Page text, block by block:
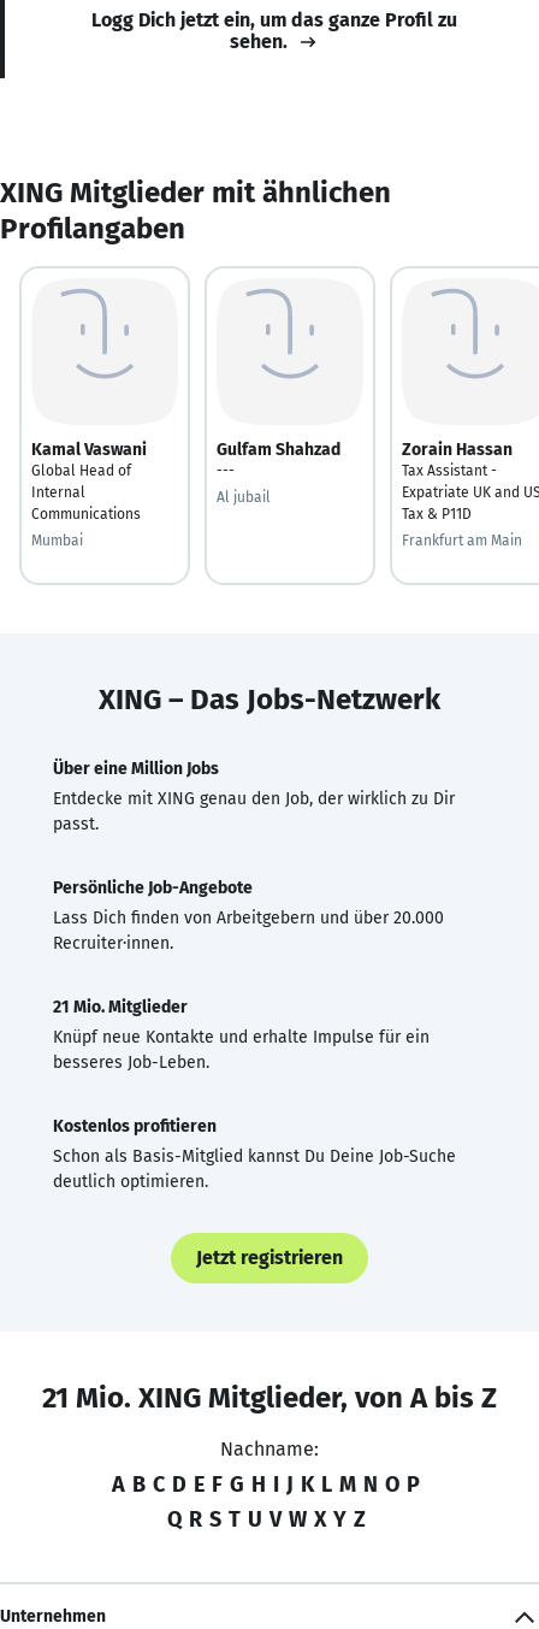
Logg Dich jetzt ein, um das ganze Profil zu
sehen.
XING Mitglieder mit ähnlichen
Profilangaben
Kamal Vaswani
Global Head of
Internal
Communications
Mumbai
Gulfam Shahzad
---
Al jubail
Zorain Hassan
Tax Assistant -
Expatriate UK and
Tax & P11D
Frankfurt am Main
XING – Das Jobs-Netzwerk
Über eine Million Jobs
Entdecke mit XING genau den Job, der wirklich zu Dir
passt.
Persönliche Job-Angebote
Lass Dich finden von Arbeitgebern und über 20.000
Recruiter·innen.
21 Mio. Mitglieder
Knüpf neue Kontakte und erhalte Impulse für ein
besseres Job-Leben.
Kostenlos profitieren
Schon als Basis-Mitglied kannst Du Deine Job-Suche
deutlich optimieren.
Jetzt registrieren
21 Mio. XING Mitglieder, von A bis Z
Nachname:
A B C D E F G H I J K L M N O P
Q R S T U V W X Y Z
Unternehmen